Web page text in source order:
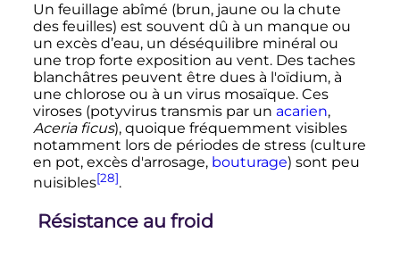
Un feuillage abîmé (brun, jaune ou la chute
des feuilles) est souvent dû à un manque ou
un excès d’eau, un déséquilibre minéral ou
une trop forte exposition au vent. Des taches
blanchâtres peuvent être dues à l'oïdium, à
une chlorose ou à un virus mosaïque. Ces
viroses (potyvirus transmis par un acarien,
Aceria ficus), quoique fréquemment visibles
notamment lors de périodes de stress (culture
en pot, excès d'arrosage, bouturage) sont peu
nuisibles[28].
Résistance au froid